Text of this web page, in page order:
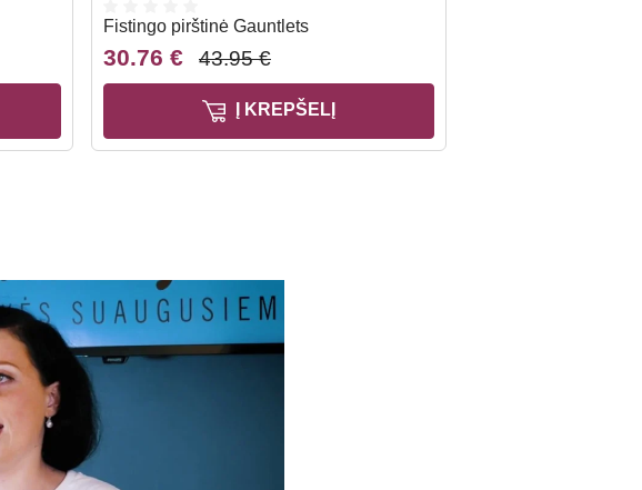
Fistingo pirštinė Gauntlets
30.76 € 43.95 €
Į KREPŠELĮ